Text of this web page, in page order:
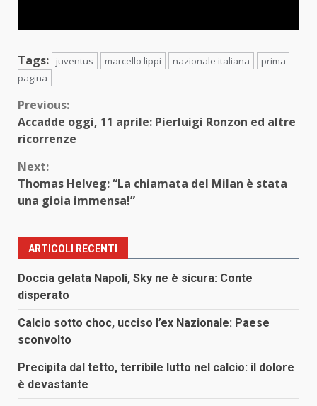
Tags: juventus marcello lippi nazionale italiana
prima-
pagina
Continue
Reading
Previous:
Accadde oggi, 11 aprile: Pierluigi Ronzon ed altre
ricorrenze
Next:
Thomas Helveg: “La chiamata del Milan è stata
una gioia immensa!”
ARTICOLI RECENTI
Doccia gelata Napoli, Sky ne è sicura: Conte
disperato
Calcio sotto choc, ucciso l’ex Nazionale: Paese
sconvolto
Precipita dal tetto, terribile lutto nel calcio: il dolore
è devastante